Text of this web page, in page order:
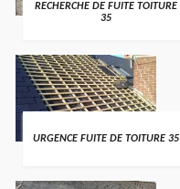
RECHERCHE DE FUITE TOITURE
35
URGENCE FUITE DE TOITURE 35